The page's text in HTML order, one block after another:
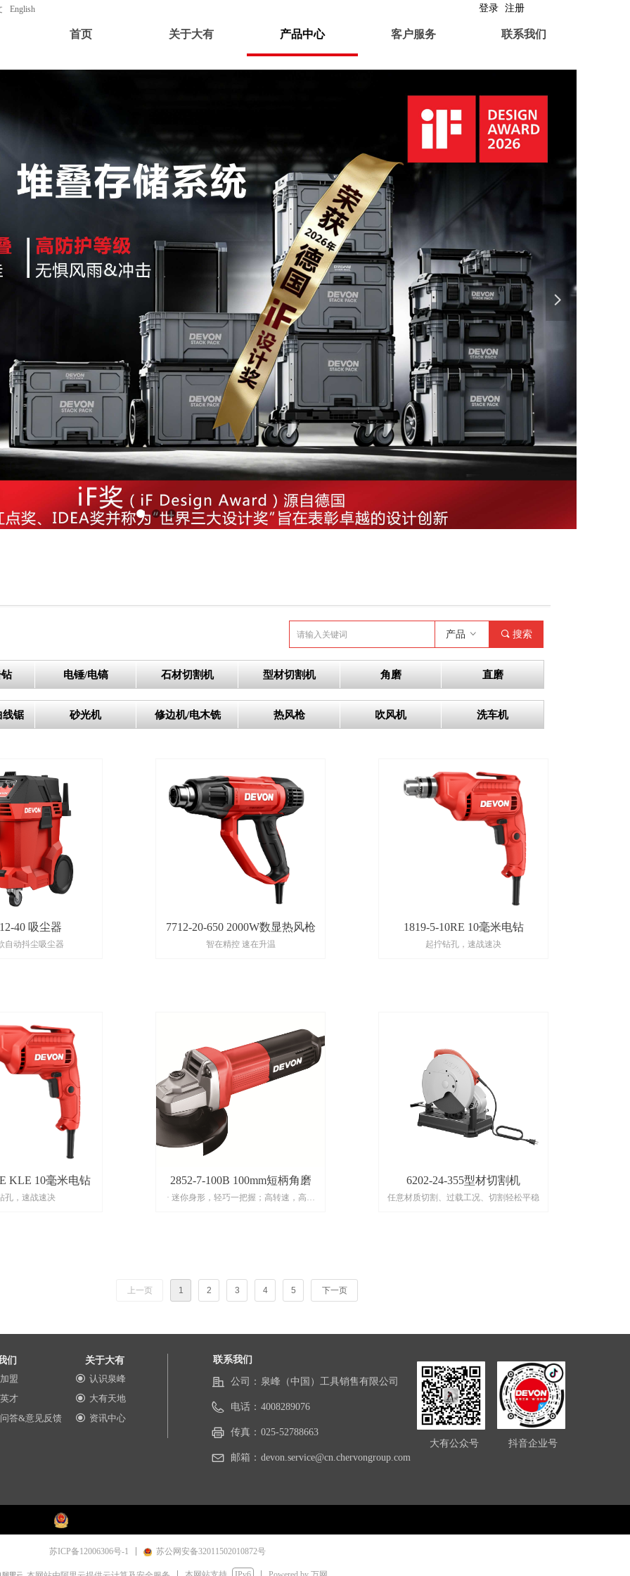
首页 关于大有 产品中心 客户服务 联系我们
登录 注册
English
넲
40 吸尘器
自动抖尘吸尘器
7712-20-650 2000W数显热风枪
智在精控 速在升温
1819-5-10RE 10毫米电钻
起拧钻孔，速战速决
KLE 10毫米电钻
孔，速战速决
2852-7-100B 100mm短柄角磨
· 迷你身形，轻巧一把握；高转速，高效
6202-24-355型材切割机
任意材质切割、过载工况、切割轻松平稳
上一页 1 2 3 4 5 下一页
电锤/电镐 石材切割机 型材切割机 角磨 直磨
线锯 砂光机 修边机/电木铣 热风枪 吹风机 洗车机
끠 搜索
产品 ꀁ
关于大有
끧 认识泉峰
끧 大有天地
끧 资讯中心
们
盟
才
答&意见反馈
联系我们
公司： 泉峰（中国）工具销售有限公司
电话： 4008289076
传真： 025-52788663
邮箱： devon.service@cn.chervongroup.com
大有公众号 抖音企业号
苏ICP备12006306号-1 苏公网安备32011502010872号